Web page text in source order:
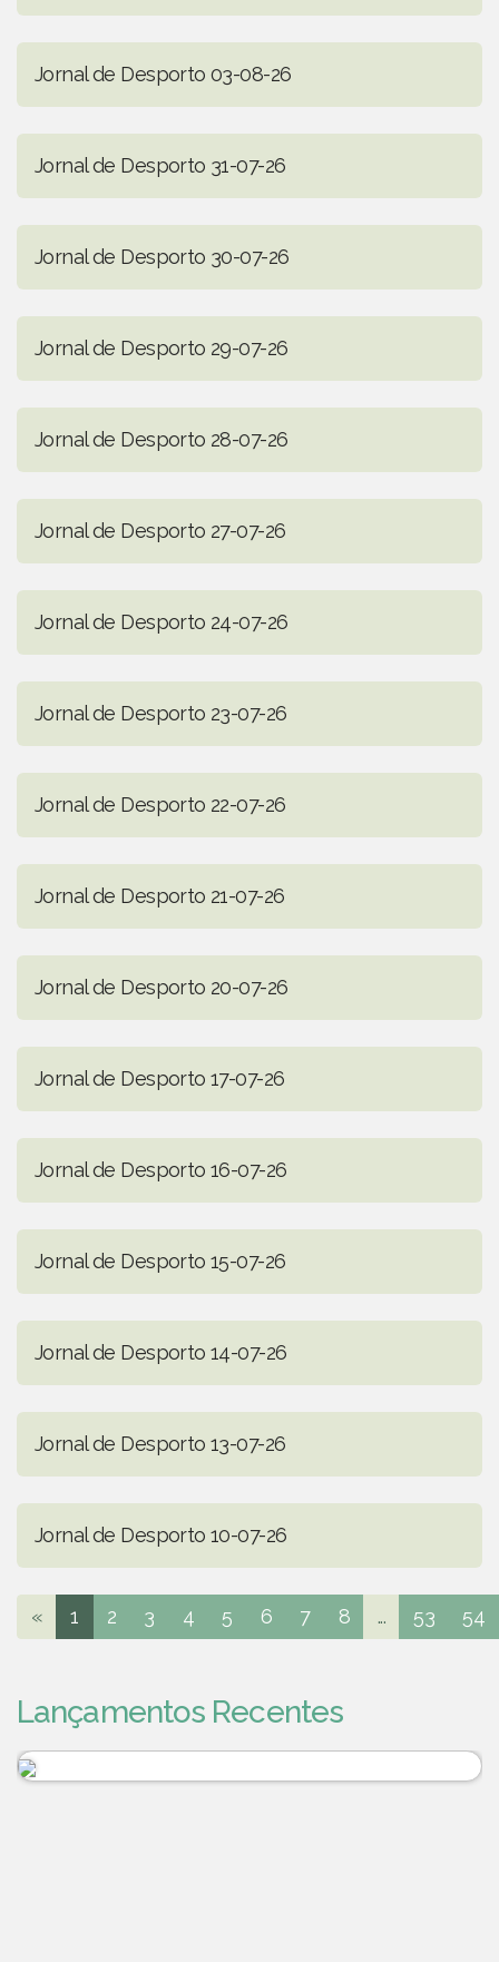
Jornal de Desporto 03-08-26
Jornal de Desporto 31-07-26
Jornal de Desporto 30-07-26
Jornal de Desporto 29-07-26
Jornal de Desporto 28-07-26
Jornal de Desporto 27-07-26
Jornal de Desporto 24-07-26
Jornal de Desporto 23-07-26
Jornal de Desporto 22-07-26
Jornal de Desporto 21-07-26
Jornal de Desporto 20-07-26
Jornal de Desporto 17-07-26
Jornal de Desporto 16-07-26
Jornal de Desporto 15-07-26
Jornal de Desporto 14-07-26
Jornal de Desporto 13-07-26
Jornal de Desporto 10-07-26
« 1 2 3 4 5 6 7 8 ... 53 54
Lançamentos Recentes